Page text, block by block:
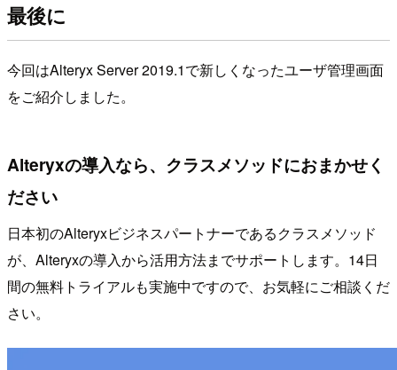
最後に
今回はAlteryx Server 2019.1で新しくなったユーザ管理画面
をご紹介しました。
Alteryxの導入なら、クラスメソッドにおまかせく
ださい
日本初のAlteryxビジネスパートナーであるクラスメソッド
が、Alteryxの導入から活用方法までサポートします。14日
間の無料トライアルも実施中ですので、お気軽にご相談くだ
さい。